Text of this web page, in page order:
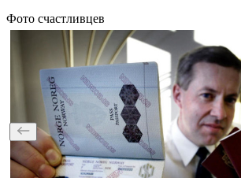
Фото счастливцев